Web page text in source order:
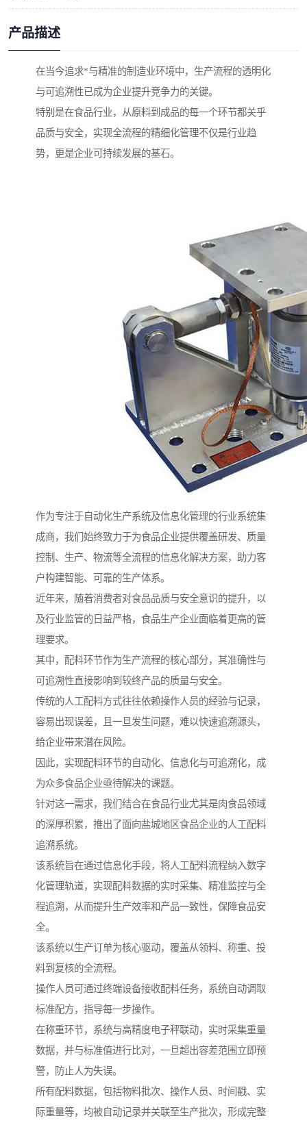
产品描述
在当今追求*与精准的制造业环境中，生产流程的透明化
与可追溯性已成为企业提升竞争力的关键。
特别是在食品行业，从原料到成品的每一个环节都关乎
品质与安全，实现全流程的精细化管理不仅是行业趋
势，更是企业可持续发展的基石。
作为专注于自动化生产系统及信息化管理的行业系统集
成商，我们始终致力于为食品企业提供覆盖研发、质量
控制、生产、物流等全流程的信息化解决方案，助力客
户构建智能、可靠的生产体系。
近年来，随着消费者对食品品质与安全意识的提升，以
及行业监管的日益严格，食品生产企业面临着更高的管
理要求。
其中，配料环节作为生产流程的核心部分，其准确性与
可追溯性直接影响到较终产品的质量与安全。
传统的人工配料方式往往依赖操作人员的经验与记录，
容易出现误差，且一旦发生问题，难以快速追溯源头，
给企业带来潜在风险。
因此，实现配料环节的自动化、信息化与可追溯化，成
为众多食品企业亟待解决的课题。
针对这一需求，我们结合在食品行业尤其是肉食品领域
的深厚积累，推出了面向盐城地区食品企业的人工配料
追溯系统。
该系统旨在通过信息化手段，将人工配料流程纳入数字
化管理轨道，实现配料数据的实时采集、精准监控与全
程追溯，从而提升生产效率和产品一致性，保障食品安
全。
该系统以生产订单为核心驱动，覆盖从领料、称重、投
料到复核的全流程。
操作人员可通过终端设备接收配料任务，系统自动调取
标准配方，指导每一步操作。
在称重环节，系统与高精度电子秤联动，实时采集重量
数据，并与标准值进行比对，一旦超出容差范围立即预
警，防止人为失误。
所有配料数据，包括物料批次、操作人员、时间戳、实
际重量等，均被自动记录并关联至生产批次，形成完整